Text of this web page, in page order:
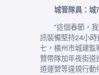
城管隊員：城
“這個春節，
訊裝備堅持24小時
七，橫州市城建監
贊帶隊加年夜街道
道運營等違規行動